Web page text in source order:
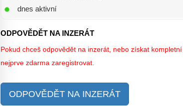
dnes aktivní
ODPOVĚDĚT NA INZERÁT
Pokud chceš odpovědět na inzerát, nebo získat
nejprve zdarma zaregistrovat.
ODPOVĚDĚT NA INZERÁT